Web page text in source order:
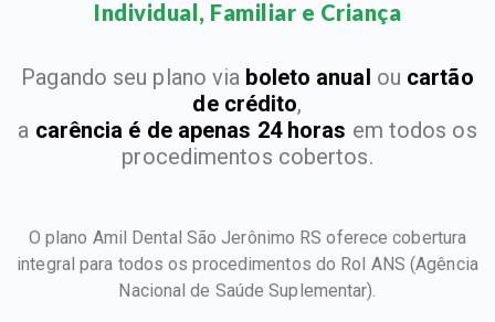
Individual, Familiar e Criança​
Pagando seu plano via boleto anual ou cartão
de crédito,
a carência é de apenas 24 horas em todos os
procedimentos cobertos.
O plano Amil Dental São Jerônimo RS oferece cobertura
integral para todos os procedimentos do Rol ANS (Agência
Nacional de Saúde Suplementar).